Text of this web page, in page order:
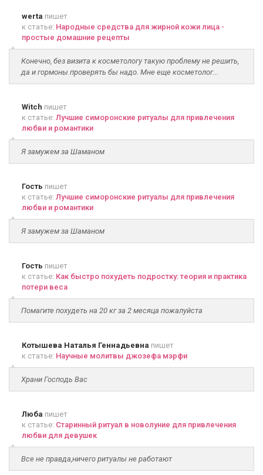
werta пишет
к статье: Народные средства для жирной кожи лица -
простые домашние рецепты
Конечно, без визита к косметологу такую проблему не решить,
да и гормоны проверять бы надо. Мне еще косметолог...
Witch пишет
к статье: Лучшие симоронские ритуалы для привлечения
любви и романтики
Я замужем за Шаманом
Гость пишет
к статье: Лучшие симоронские ритуалы для привлечения
любви и романтики
Я замужем за Шаманом
Гость пишет
к статье: Как быстро похудеть подростку: теория и практика
потери веса
Помагите похудеть на 20 кг за 2 месяца пожалуйста
Котышева Наталья Геннадьевна пишет
к статье: Научные молитвы джозефа мэрфи
Храни Господь Вас
Люба пишет
к статье: Старинный ритуал в новолуние для привлечения
любви для девушек
Все не правда,ничего ритуалы не работают